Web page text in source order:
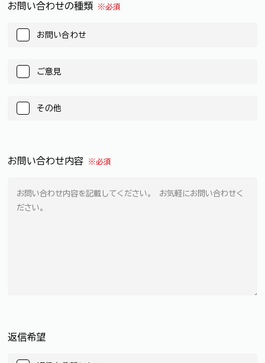
お問い合わせの種類 ※必須
お問い合わせ
ご意見
その他
お問い合わせ内容 ※必須
返信希望